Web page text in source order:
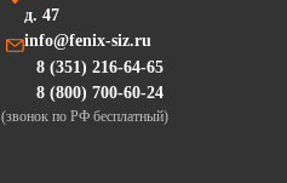
д. 47
info@fenix-siz.ru
8 (351) 216-64-65
8 (800) 700-60-24
(звонок по РФ бесплатный)